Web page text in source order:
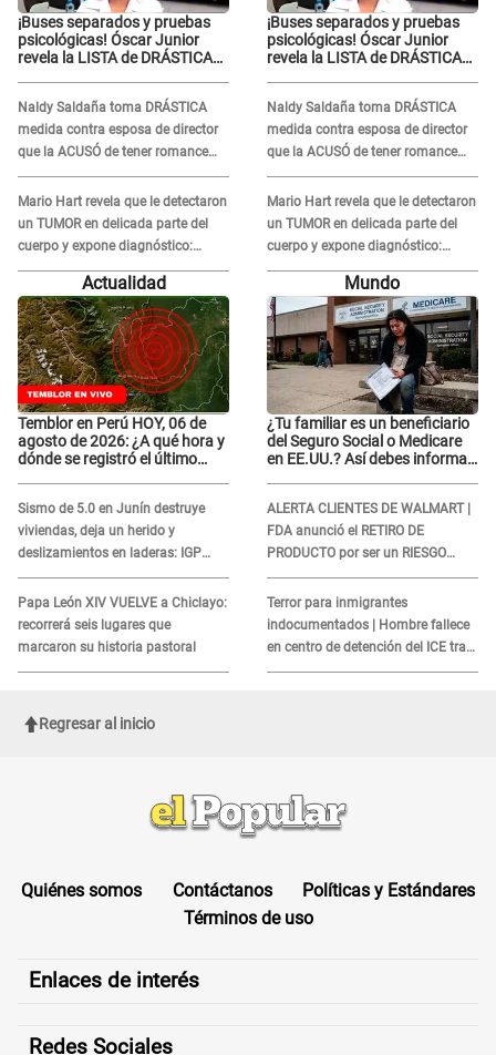
¡Buses separados y pruebas
psicológicas! Óscar Junior
revela la LISTA de DRÁSTICAS
Naldy Saldaña
Naldy Saldaña toma DRÁSTICA
medida contra esposa de director
que la ACUSÓ de tener romance
con él: "Muy triste..."
Mario Hart revela que le detectaron
un TUMOR en delicada parte del
cuerpo y expone diagnóstico:
"Dolores muy fuertes..."
¡Buses separados y pruebas
psicológicas! Óscar Junior
revela la LISTA de DRÁSTICAS
Naldy Saldaña
Naldy Saldaña toma DRÁSTICA
medida contra esposa de director
que la ACUSÓ de tener romance
con él: "Muy triste..."
Mario Hart revela que le detectaron
un TUMOR en delicada parte del
cuerpo y expone diagnóstico:
"Dolores muy fuertes..."
Actualidad
Temblor en Perú HOY, 06 de
agosto de 2026: ¿A qué hora y
dónde se registró el último
Sismo de 5.0 en Junín destruye
viviendas, deja un herido y
deslizamientos en laderas: IGP
alerta sobre posibles réplicas
Papa León XIV VUELVE a Chiclayo:
recorrerá seis lugares que
marcaron su historia pastoral
Mundo
¿Tu familiar es un beneficiario
del Seguro Social o Medicare
en EE.UU.? Así debes informar
ALERTA CLIENTES DE WALMART |
FDA anunció el RETIRO DE
PRODUCTO por ser un RIESGO
MORTAL para consumidores: ¿Cuál
es?
Terror para inmigrantes
indocumentados | Hombre fallece
en centro de detención del ICE tras
sufrir una "emergencia médica"
Regresar al inicio
Quiénes somos Contáctanos
Políticas y Estándares
Términos de uso
Enlaces de interés
Redes Sociales